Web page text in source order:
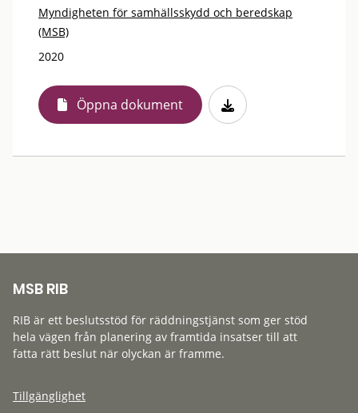
Myndigheten för samhällsskydd och beredskap
(MSB)
2020
Öppna dokument
MSB RIB
RIB är ett beslutsstöd för räddningstjänst som ger stöd
hela vägen från planering av framtida insatser till att
fatta rätt beslut när olyckan är framme.
Tillgänglighet